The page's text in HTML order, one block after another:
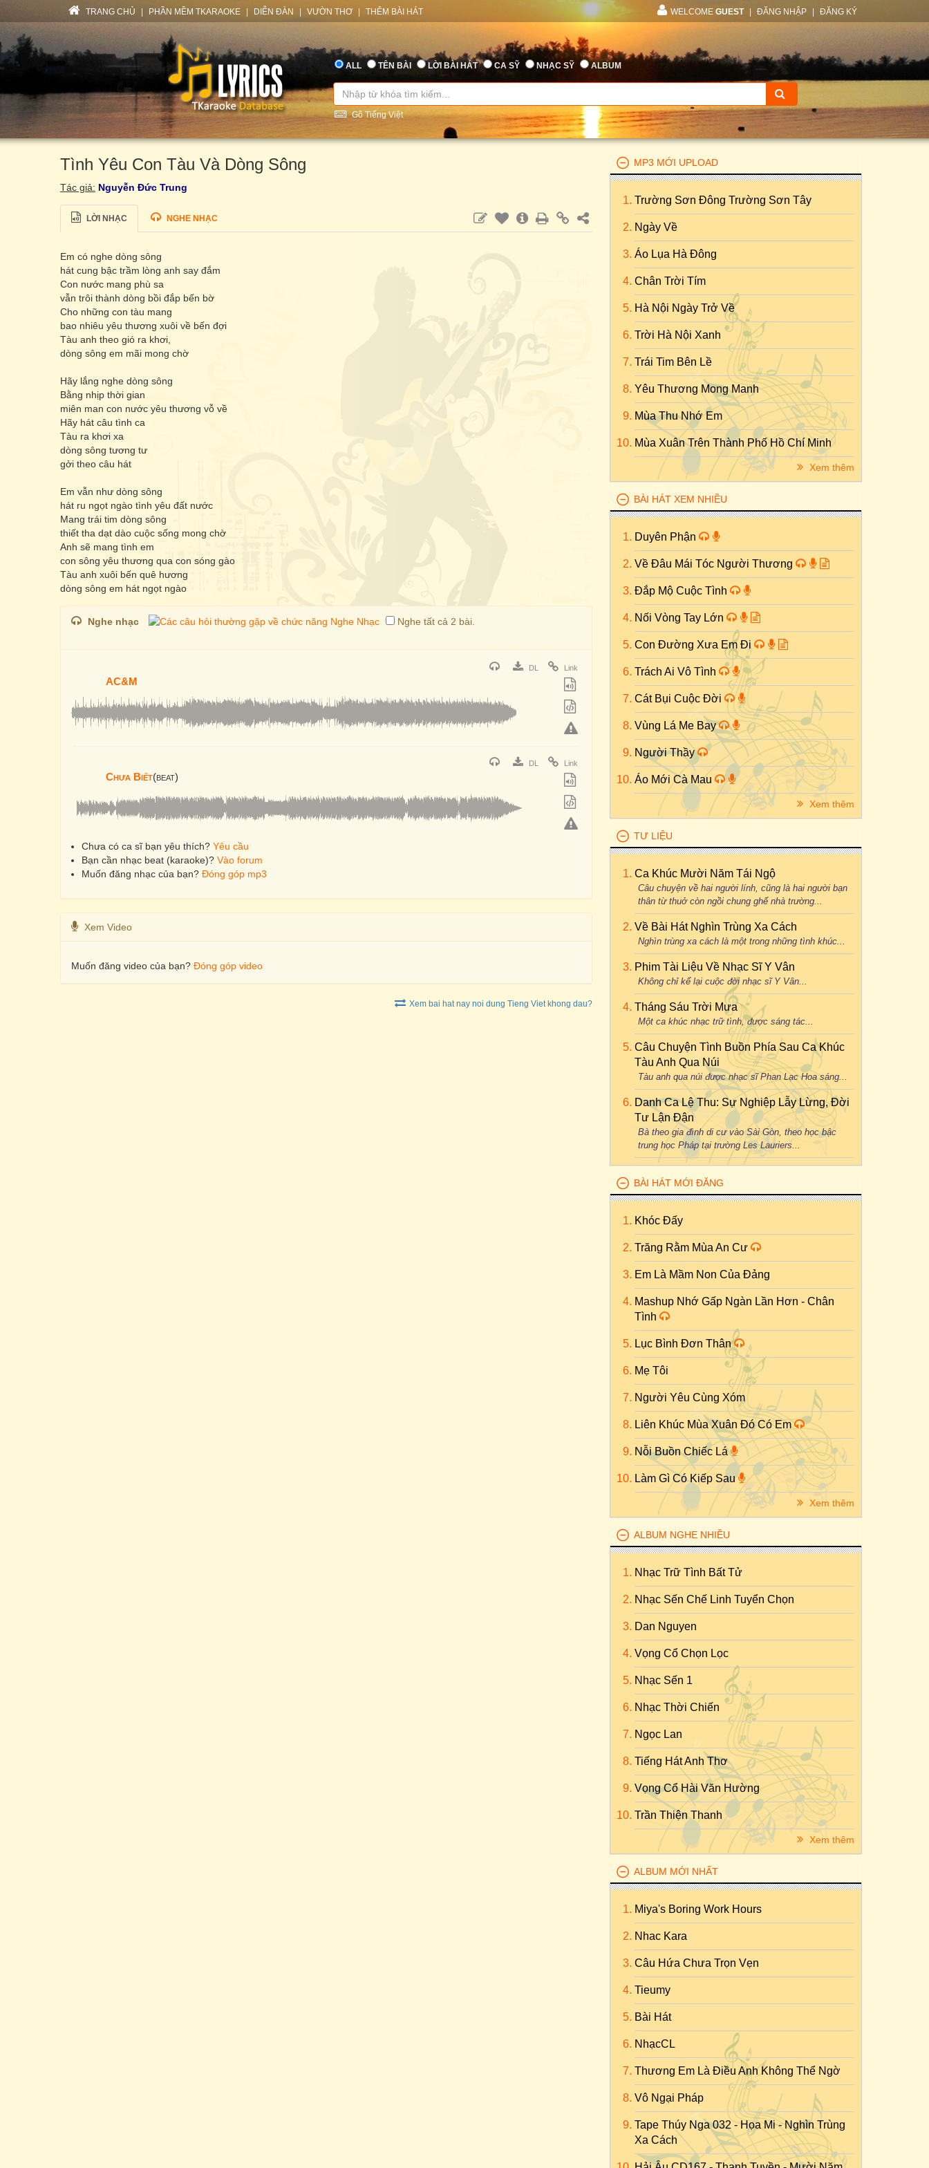
TRANG CHỦ PHẦN MỀM TKARAOKE DIỄN ĐÀN VƯỜN THƠ THÊM BÀI HÁT WELCOME GUEST ĐĂNG NHẬP ĐĂNG KÝ
ALL TÊN BÀI LỜI BÀI HÁT CA SỸ NHẠC SỸ ALBUM
Gõ Tiếng Việt
Tình Yêu Con Tàu Và Dòng Sông
Tác giả: Nguyễn Đức Trung
LỜI NHẠC NGHE NHẠC
Em có nghe dòng sông
hát cung bậc trầm lòng anh say đắm
Con nước mang phù sa
vẫn trôi thành dòng bồi đắp bến bờ
Cho những con tàu mang
bao nhiêu yêu thương xuôi về bến đợi
Tàu anh theo gió ra khơi,
dòng sông em mãi mong chờ
Hãy lắng nghe dòng sông
Bằng nhịp thời gian
miên man con nước yêu thương vỗ về
Hãy hát câu tình ca
Tàu ra khơi xa
dòng sông tương tư
gởi theo câu hát
Em vẫn như dòng sông
hát ru ngọt ngào tình yêu đất nước
Mang trái tim dòng sông
thiết tha dạt dào cuộc sống mong chờ
Anh sẽ mang tình em
con sông yêu thương qua con sóng gào
Tàu anh xuôi bến quê hương
dòng sông em hát ngọt ngào
Nghe nhạc Nghe tất cả 2 bài.
DL Link
AC&M
DL Link
Chưa Biết(beat)
Chưa có ca sĩ bạn yêu thích? Yêu cầu
Bạn cần nhạc beat (karaoke)? Vào forum
Muốn đăng nhạc của bạn? Đóng góp mp3
Xem Video
Muốn đăng video của bạn? Đóng góp video
Xem bai hat nay noi dung Tieng Viet khong dau?
MP3 MỚI UPLOAD
Trường Sơn Đông Trường Sơn Tây
Ngày Về
Áo Lụa Hà Đông
Chân Trời Tím
Hà Nội Ngày Trở Về
Trời Hà Nội Xanh
Trái Tim Bên Lề
Yêu Thương Mong Manh
Mùa Thu Nhớ Em
Mùa Xuân Trên Thành Phố Hồ Chí Minh
Xem thêm
BÀI HÁT XEM NHIỀU
Duyên Phận
Về Đâu Mái Tóc Người Thương
Đắp Mộ Cuộc Tình
Nối Vòng Tay Lớn
Con Đường Xưa Em Đi
Trách Ai Vô Tình
Cát Bụi Cuộc Đời
Vùng Lá Me Bay
Người Thầy
Áo Mới Cà Mau
Xem thêm
TƯ LIỆU
Ca Khúc Mười Năm Tái Ngộ
Câu chuyện về hai người lính, cũng là hai người bạn
thân từ thuở còn ngồi chung ghế nhà trường...
Về Bài Hát Nghìn Trùng Xa Cách
Nghìn trùng xa cách là một trong những tình khúc...
Phim Tài Liệu Về Nhạc Sĩ Y Vân
Không chỉ kể lại cuộc đời nhạc sĩ Y Vân...
Tháng Sáu Trời Mưa
Một ca khúc nhạc trữ tình, được sáng tác...
Câu Chuyện Tình Buồn Phía Sau Ca Khúc
Tàu Anh Qua Núi
Tàu anh qua núi được nhạc sĩ Phan Lạc Hoa sáng...
Danh Ca Lệ Thu: Sự Nghiệp Lẫy Lừng, Đời
Tư Lận Đận
Bà theo gia đình di cư vào Sài Gòn, theo học bậc
trung học Pháp tại trường Les Lauriers...
BÀI HÁT MỚI ĐĂNG
Khóc Đấy
Trăng Rằm Mùa An Cư
Em Là Mầm Non Của Đảng
Mashup Nhớ Gấp Ngàn Lần Hơn - Chân
Tình
Lục Bình Đơn Thân
Mẹ Tôi
Người Yêu Cùng Xóm
Liên Khúc Mùa Xuân Đó Có Em
Nỗi Buồn Chiếc Lá
Làm Gì Có Kiếp Sau
Xem thêm
ALBUM NGHE NHIỀU
Nhạc Trữ Tình Bất Tử
Nhạc Sến Chế Linh Tuyển Chọn
Dan Nguyen
Vọng Cổ Chọn Lọc
Nhạc Sến 1
Nhạc Thời Chiến
Ngọc Lan
Tiếng Hát Anh Thơ
Vọng Cổ Hài Văn Hường
Trần Thiện Thanh
Xem thêm
ALBUM MỚI NHẤT
Miya's Boring Work Hours
Nhac Kara
Câu Hứa Chưa Trọn Vẹn
Tieumy
Bài Hát
NhạcCL
Thương Em Là Điều Anh Không Thể Ngờ
Vô Ngại Pháp
Tape Thúy Nga 032 - Họa Mi - Nghìn Trùng
Xa Cách